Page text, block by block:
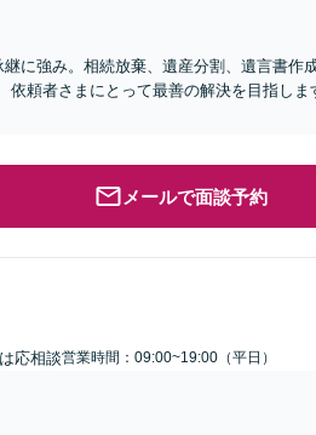
に強み。相続放棄、遺産分割、遺言書作
頼者さまにとって最善の解決を目指しま
メールで面談予約
応相談営業時間：09:00~19:00（平日）